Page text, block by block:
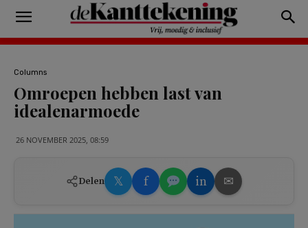
Columns
Omroepen hebben last van
idealenarmoede
26 NOVEMBER 2025, 08:59
Delen 𝕏 f in ✉